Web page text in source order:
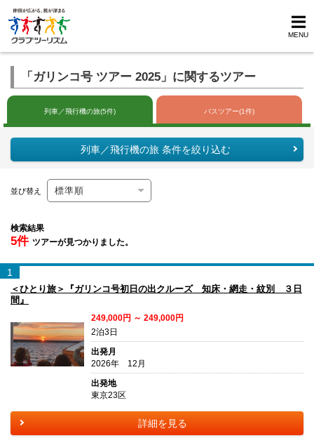
MENU
「ガリンコ号 ツアー 2025」に関するツアー
列車／飛行機の旅(5件) バスツアー(1件)
列車／飛行機の旅 条件を絞り込む
並び替え
検索結果
5件 ツアーが見つかりました。
1
＜ひとり旅＞『ガリンコ号初日の出クルーズ 知床・網走・紋別 ３日
間』
249,000円 ～ 249,000円
2泊3日
出発月
2026年 12月
出発地
東京23区
詳細を見る